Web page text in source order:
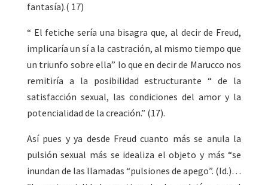
fantasía).( 17)
“ El fetiche sería una bisagra que, al decir de Freud,
implicaría un sí a la castración, al mismo tiempo que
un triunfo sobre ella” lo que en decir de Marucco nos
remitiría a la posibilidad estructurante “ de la
satisfacción sexual, las condiciones del amor y la
potencialidad de la creación.” (17).
Así pues y ya desde Freud cuanto más se anula la
pulsión sexual más se idealiza el objeto y más “se
inundan de las llamadas “pulsiones de apego”. (Id.)…